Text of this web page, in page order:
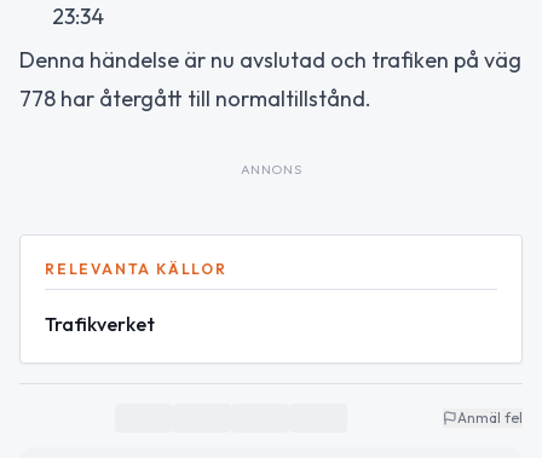
23:34
Denna händelse är nu avslutad och trafiken på väg
778 har återgått till normaltillstånd.
ANNONS
RELEVANTA KÄLLOR
Trafikverket
Anmäl fel